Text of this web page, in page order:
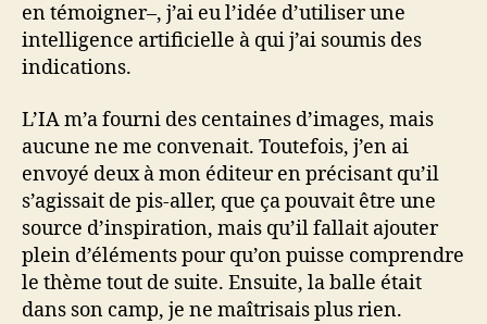
en témoigner–, j’ai eu l’idée d’utiliser une
intelligence artificielle à qui j’ai soumis des
indications.
L’IA m’a fourni des centaines d’images, mais
aucune ne me convenait. Toutefois, j’en ai
envoyé deux à mon éditeur en précisant qu’il
s’agissait de pis-aller, que ça pouvait être une
source d’inspiration, mais qu’il fallait ajouter
plein d’éléments pour qu’on puisse comprendre
le thème tout de suite. Ensuite, la balle était
dans son camp, je ne maîtrisais plus rien.